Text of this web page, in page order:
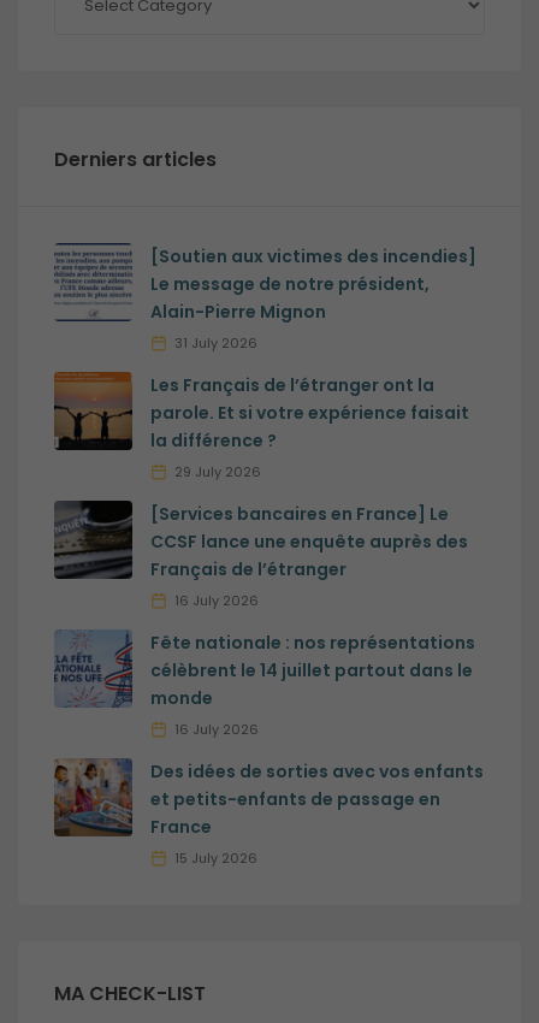
thématiques
Derniers articles
[Soutien aux victimes des incendies]
Le message de notre président,
Alain-Pierre Mignon
31 July 2026
Les Français de l’étranger ont la
parole. Et si votre expérience faisait
la différence ?
29 July 2026
[Services bancaires en France] Le
CCSF lance une enquête auprès des
Français de l’étranger
16 July 2026
Fête nationale : nos représentations
célèbrent le 14 juillet partout dans le
monde
16 July 2026
Des idées de sorties avec vos enfants
et petits-enfants de passage en
France
15 July 2026
MA CHECK-LIST
optionnels et
sont
nécessaires au
bon
pour améliorer
les